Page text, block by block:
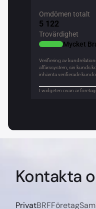
Kontakta
PrivatBRFFöretag